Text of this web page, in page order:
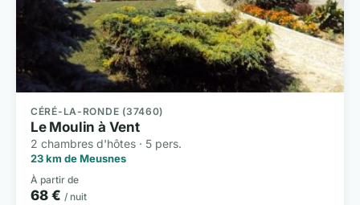
CÉRÉ-LA-RONDE (37460)
Le Moulin à Vent
2 chambres d'hôtes · 5 pers.
23 km de Meusnes
À partir de
68 € / nuit